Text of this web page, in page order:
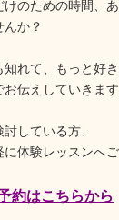
のための時間、
か？
れて、もっと好き
伝えしていきます
している方、
体験レッスンへご
約はこちらから